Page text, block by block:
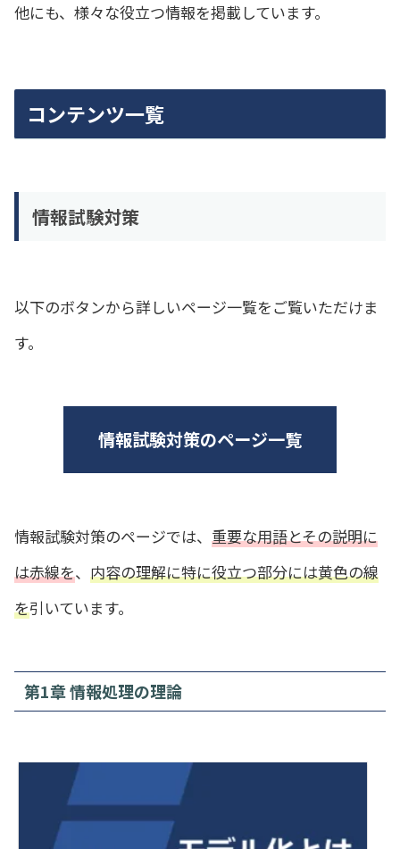
他にも、様々な役立つ情報を掲載しています。
コンテンツ一覧
情報試験対策
以下のボタンから詳しいページ一覧をご覧いただけま
す。
情報試験対策のページ一覧
情報試験対策のページでは、 重要な用語とその説明に
は赤線を、 内容の理解に特に役立つ部分には黄色の線
を引いています。
第1章 情報処理の理論